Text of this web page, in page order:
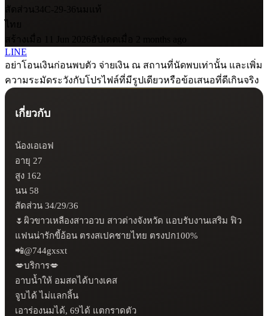
สัดส่วน 34C-29-36
ไทย
LINE
อย่าโอนเงินก่อนพบตัว จ่ายเงิน ณ สถานที่นัดพบเท่านั้น และเพิ่ม
ความระมัดระวังกับโปรไฟล์ที่มีรูปเดียวหรือข้อเสนอที่ดีเกินจริง
เกี่ยวกับ
น้องเอเอฟ
อายุ 27
สูง 162
นน 58
สัดส่วน 34/29/36
🌷ผิวขาวเหลืองสาวอวบ สาวต่างจังหวัด แอบรับงานเสริม ฟิว
แฟนน่ารักขี้อ้อน ตรงสเปคชายไทย ตรงปก100%
📲@744gxsxt
💋บริการ💋
อาบน้ำให้ อมสดได้บางเคส
จูบได้ ไม่แลกลิ้น
เอาร่องนมได้, 69ได้ แตกราดตัว